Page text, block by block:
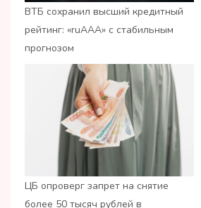
ВТБ сохранил высший кредитный
рейтинг: «ruАAA» с стабильным
прогнозом
ЦБ опроверг запрет на снятие
более 50 тысяч рублей в